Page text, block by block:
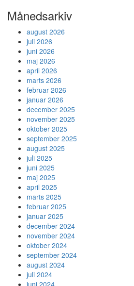
Månedsarkiv
august 2026
juli 2026
juni 2026
maj 2026
april 2026
marts 2026
februar 2026
januar 2026
december 2025
november 2025
oktober 2025
september 2025
august 2025
juli 2025
juni 2025
maj 2025
april 2025
marts 2025
februar 2025
januar 2025
december 2024
november 2024
oktober 2024
september 2024
august 2024
juli 2024
juni 2024